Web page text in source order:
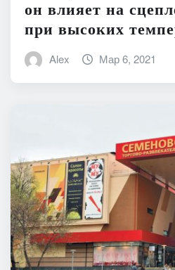
он влияет на
при высоких
Alex Мар 6, 2021